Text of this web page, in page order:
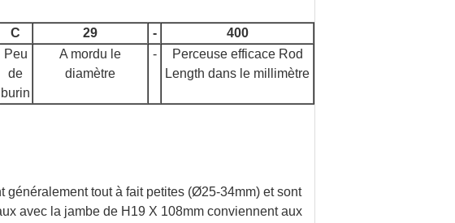
C 29 -
400
Peu
de
burin
A mordu le
diamètre
-
Perceuse efficace Rod
Length dans le millimètre
tout à fait petites (Ø25-34mm) et sont
avec la jambe de H19 X 108mm conviennent aux